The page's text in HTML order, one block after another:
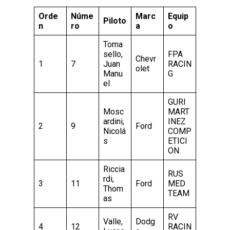
Orde
n
Núme
ro
Piloto
Marc
a
Equip
o
1 7
Toma
sello,
Juan
Manu
el
Chevr
olet
FPA
RACIN
G
2 9
Mosc
ardini,
Nicolá
s
Ford
GURI
MART
INEZ
COMP
ETICI
ON
3 11
Riccia
rdi,
Thom
as
Ford
RUS
MED
TEAM
4 12
Valle,
Dodg
RV
RACIN